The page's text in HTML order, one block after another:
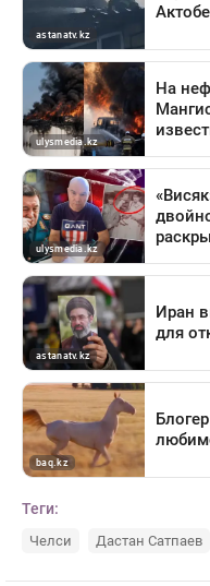
Теги:
Челси Дастан Сатпаев